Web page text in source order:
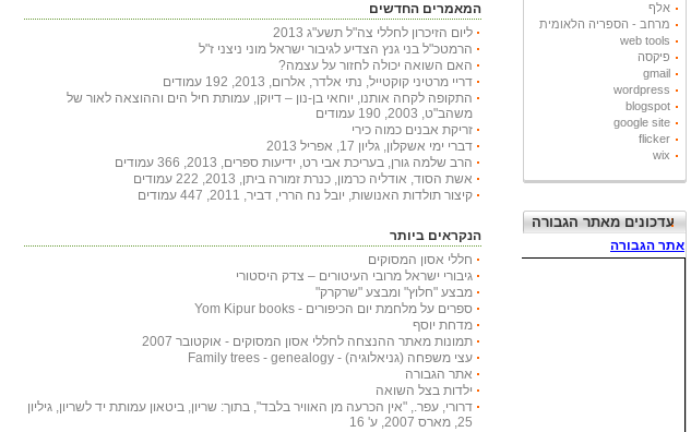
אלף
מרחב - הספריה הלאומית
web tools
פיקסה
gmail
wordpress
blogspot
google site
flicker
wix
עדכונים מאתר הגבורה
המאמרים החדשים
ליום הזיכרון לחללי צה"ל תשע"ג 2013
הרמטכ"ל בני גנץ הצדיע לגיבור ישראל מוני ניצני ז"ל
האם השואה יכולה לחזור על עצמה?
דריי מרטיני קוקטייל, נתי אלדר, אלרום, 2013, 192 עמודים
התקופה לקחה אותנו, יוחאי בן-נון – דיוקן, עמותת חיל הים וההוצאה לאור של
משהב"ט, 2003, 190 עמודים
זריקת אבנים כמוה כירי
דברי ימי אשקלון, גליון 17, אפריל 2013
הרב שלמה גורן, בעריכת אבי רט, ידיעות ספרים, 2013, 366 עמודים
אשת הסוד, אודליה כרמון, כנרת זמורה ביתן, 2013, 222 עמודים
קיצור תולדות האנושות, יובל נח הררי, דביר, 2011, 447 עמודים
הנקראים ביותר
חללי אסון המסוקים
גיבורי ישראל מרובי העיטורים – צדק היסטורי
מבצע "חלוץ" ומבצע "שרקרק"
ספרים על מלחמת יום הכיפורים - Yom Kipur books
מדחת יוסף
תמונות מאתר ההנצחה לחללי אסון המסוקים - אוקטובר 2007
עצי משפחה (גניאלוגיה) - Family trees - genealogy
אתר הגבורה
ילדות בצל השואה
דרורי, עפר., "אין הכרעה מן האוויר בלבד", בתוך: שריון, ביטאון עמותת יד לשריון, גיליון
25, מארס 2007, ע' 16